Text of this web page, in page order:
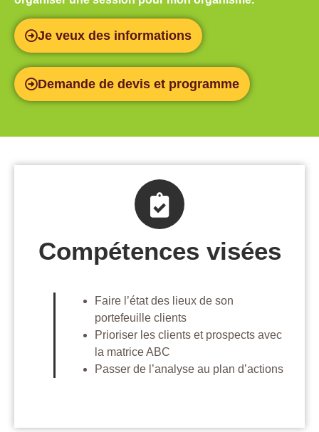
Je veux des informations
Demande de devis et programme
Compétences visées
Faire l’état des lieux de son
portefeuille clients
Prioriser les clients et prospects avec
la matrice ABC
Passer de l’analyse au plan d’actions